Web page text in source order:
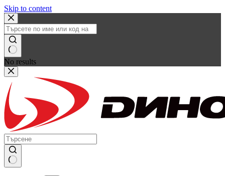
Skip to content
No results